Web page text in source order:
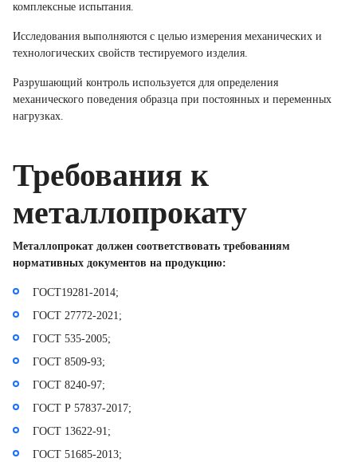
комплексные испытания.
Исследования выполняются с целью измерения механических и
технологических свойств тестируемого изделия.
Разрушающий контроль используется для определения
механического поведения образца при постоянных и переменных
нагрузках.
Требования к
металлопрокату
Металлопрокат должен соответствовать требованиям
нормативных документов на продукцию:
ГОСТ19281-2014;
ГОСТ 27772-2021;
ГОСТ 535-2005;
ГОСТ 8509-93;
ГОСТ 8240-97;
ГОСТ Р 57837-2017;
ГОСТ 13622-91;
ГОСТ 51685-2013;